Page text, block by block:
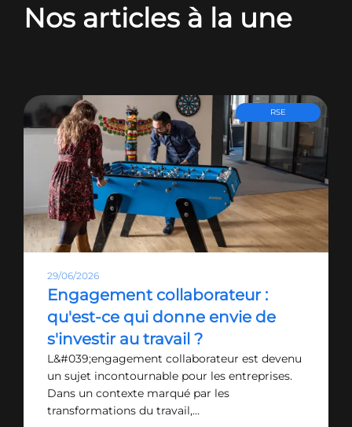
Nos articles à la une
RSE
29/06/2026
Engagement collaborateur :
qu'est-ce qui donne envie de
s'investir au travail ?
L&#039;engagement collaborateur est devenu
un sujet incontournable pour les entreprises.
Dans un contexte marqué par les
transformations du travail,…